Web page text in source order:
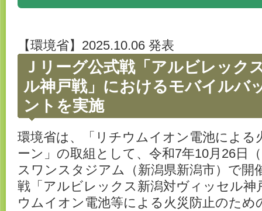
【環境省】2025.10.06 発表
Ｊリーグ公式戦「アルビレック
ル神戸戦」におけるモバイルバ
ントを実施
環境省は、「リチウムイオン電池による
ーン」の取組として、令和7年10月26日
スワンスタジアム（新潟県新潟市）で開
戦「アルビレックス新潟対ヴィッセル神
ウムイオン電池等による火災防止のため